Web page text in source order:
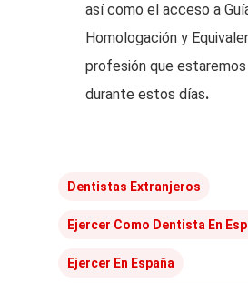
así como el acceso a
Homologación y
profesión que estaremos
durante estos días.
Dentistas Extranjeros
Ejercer Como Dentista En
Ejercer En España